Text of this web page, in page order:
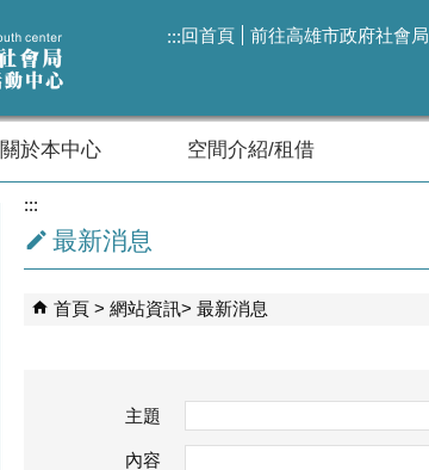
:::回首頁 前往高雄市政府社會局
關於本中心 空間介紹/租借
:::
最新消息
首頁 網站資訊 最新消息
主題
內容